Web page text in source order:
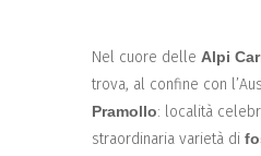
Nel cuore delle Alpi
trova, al confine con
Pramollo: località
straordinaria varietà di